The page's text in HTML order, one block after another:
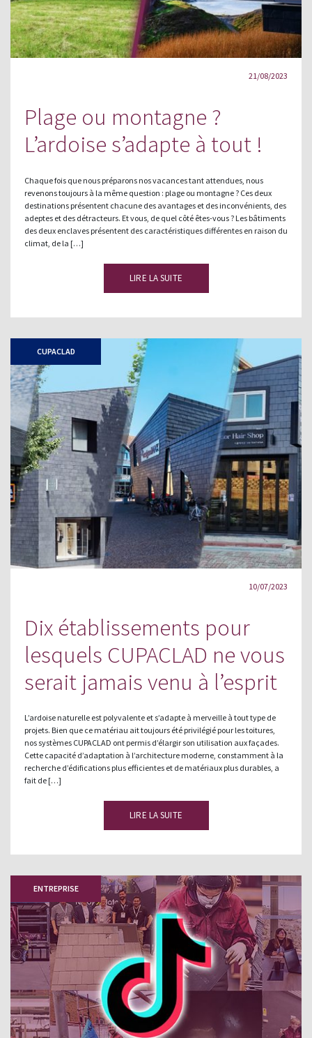
21/08/2023
Plage ou montagne ?
L’ardoise s’adapte à tout !
Chaque fois que nous préparons nos vacances tant attendues, nous
revenons toujours à la même question : plage ou montagne ? Ces deux
destinations présentent chacune des avantages et des inconvénients, des
adeptes et des détracteurs. Et vous, de quel côté êtes-vous ? Les bâtiments
des deux enclaves présentent des caractéristiques différentes en raison du
climat, de la […]
LIRE LA SUITE
CUPACLAD
10/07/2023
Dix établissements pour
lesquels CUPACLAD ne vous
serait jamais venu à l’esprit
L’ardoise naturelle est polyvalente et s’adapte à merveille à tout type de
projets. Bien que ce matériau ait toujours été privilégié pour les toitures,
nos systèmes CUPACLAD ont permis d’élargir son utilisation aux façades.
Cette capacité d’adaptation à l’architecture moderne, constamment à la
recherche d’édifications plus efficientes et de matériaux plus durables, a
fait de […]
LIRE LA SUITE
ENTREPRISE